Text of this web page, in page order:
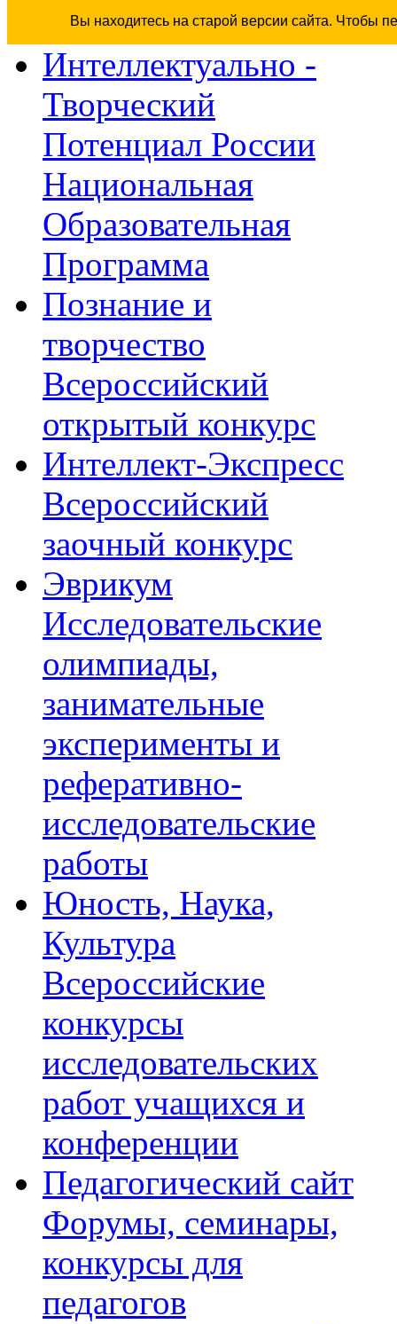
Вы находитесь на старой версии сайта. Чтобы
Интеллектуально -
Творческий
Потенциал России
Национальная
Образовательная
Программа
Познание и
творчество
Всероссийский
открытый конкурс
Интеллект-Экспресс
Всероссийский
заочный конкурс
Эврикум
Исследовательские
олимпиады,
занимательные
эксперименты и
реферативно-
исследовательские
работы
Юность, Наука,
Культура
Всероссийские
конкурсы
исследовательских
работ учащихся и
конференции
Педагогический сайт
Форумы, семинары,
конкурсы для
педагогов